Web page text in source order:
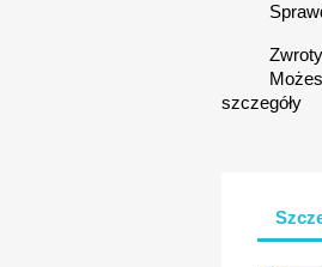
Zwroty
szczegóły